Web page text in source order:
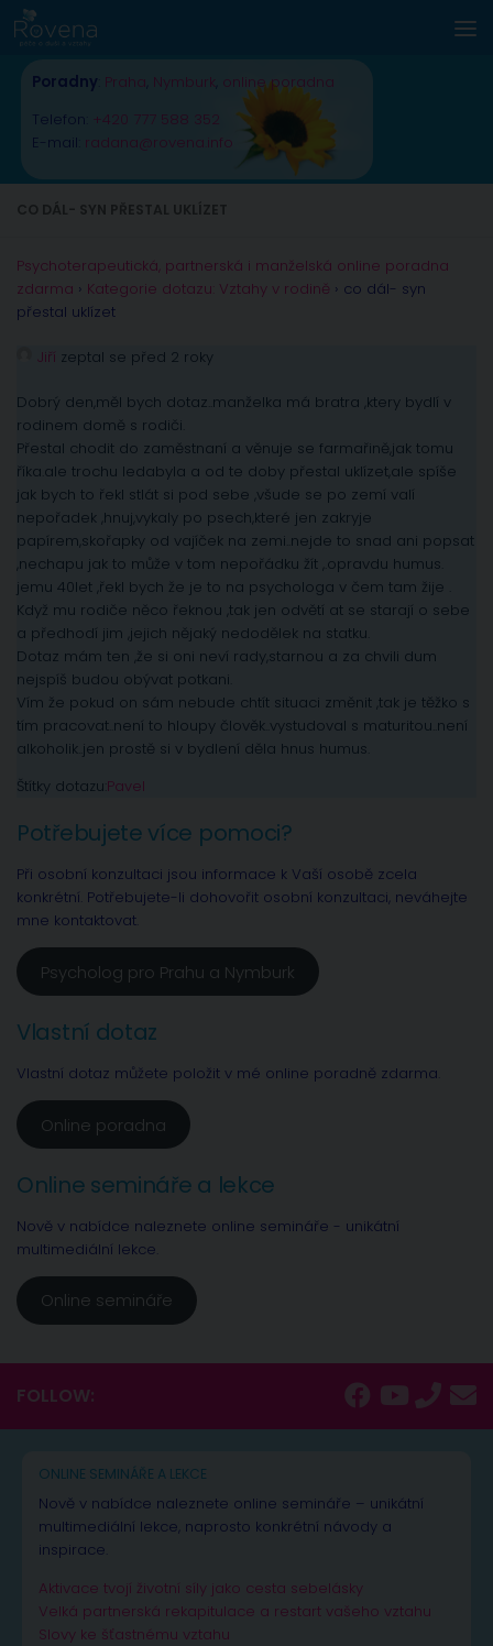
Skip to content
Poradny Praha Nymburk online poradna
Telefon: +420 777 588 352
E-mail: radana@rovena.info
Psychoterapeutická, partnerská i manželská online poradna
zdarma › Kategorie dotazu: Vztahy v rodině › co dál- syn
přestal uklízet
Jiří zeptal se před 2 roky
Dobrý den,měl bych dotaz..manželka má bratra ,ktery bydlí v
rodinem domě s rodiči.
Přestal chodit do zaměstnaní a věnuje se farmařině,jak tomu
říka.ale trochu ledabyla a od te doby přestal uklízet,ale spíše
jak bych to řekl stlát si pod sebe ,všude se po zemí valí
nepořadek ,hnuj,vykaly po psech,které jen zakryje
papírem,skořapky od vajíček na zemi..nejde to snad ani popsat
,nechapu jak to může v tom nepořádku žít ,.opravdu humus.
jemu 40let ,řekl bych že je to na psychologa v čem tam žije .
Když mu rodiče něco řeknou ,tak jen odvětí at se starají o sebe
a předhodí jim ,jejich nějaký nedodělek na statku.
Dotaz mám ten ,že si oni neví rady,starnou a za chvili dum
nejspíš budou obývat potkani.
Vím že pokud on sám nebude chtít situaci změnit ,tak je těžko s
tím pracovat..není to hloupy člověk..vystudoval s maturitou..není
alkoholik..jen prostě si v bydlení děla hnus humus.
Štítky dotazu: Pavel
Potřebujete více pomoci?
Při osobní konzultaci jsou informace k Vaší osobě zcela
konkrétní. Potřebujete-li dohovořit osobní konzultaci, neváhejte
mne kontaktovat.
Psycholog pro Prahu a Nymburk
Vlastní dotaz
Vlastní dotaz můžete položit v mé online poradně zdarma.
Online poradna
Online semináře a lekce
Nově v nabídce naleznete online semináře - unikátní
multimediální lekce.
Online semináře
FOLLOW:
ONLINE SEMINÁŘE A LEKCE
Nově v nabídce naleznete online semináře – unikátní
multimediální lekce, naprosto konkrétní návody a
inspirace.
Aktivace tvojí životní síly jako cesta sebelásky
Velká partnerská rekapitulace a restart vašeho vztahu
Slovy ke šťastnému vztahu